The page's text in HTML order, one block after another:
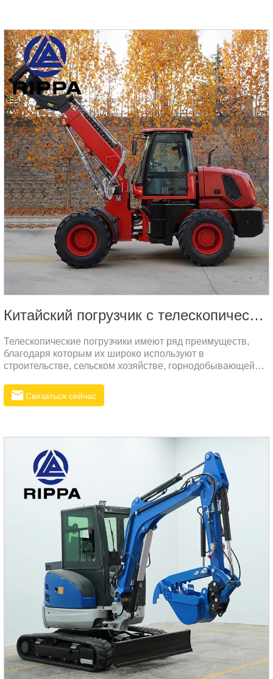
Китайский погрузчик с телескопической стрелой
Телескопические погрузчики имеют ряд преимуществ,
благодаря которым их широко используют в
строительстве, сельском хозяйстве, горнодобывающей
основных преимуществ:Многофункциональность: Многие
телескопические погрузчики могут быть оснащены
удовлетворяя разнообразные строительные потребности.
Связаться сейчас